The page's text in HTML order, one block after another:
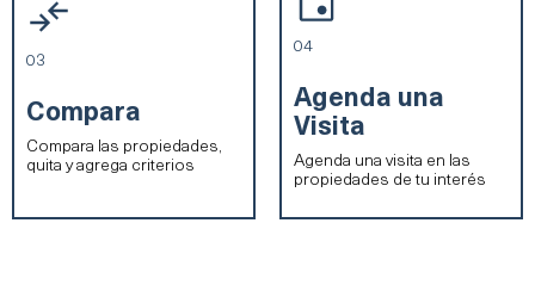
03
Compara
Compara las propiedades,
quita y agrega criterios
04
Agenda una
Visita​
Agenda una visita en las
propiedades de tu interés